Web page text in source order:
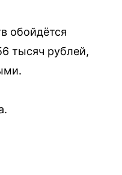
обойдётся
тысяч рублей,